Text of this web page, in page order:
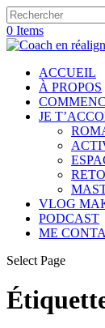
0 Items
ACCUEIL
À PROPOS
JE
VLOG
PODCAST
ME
Select Page